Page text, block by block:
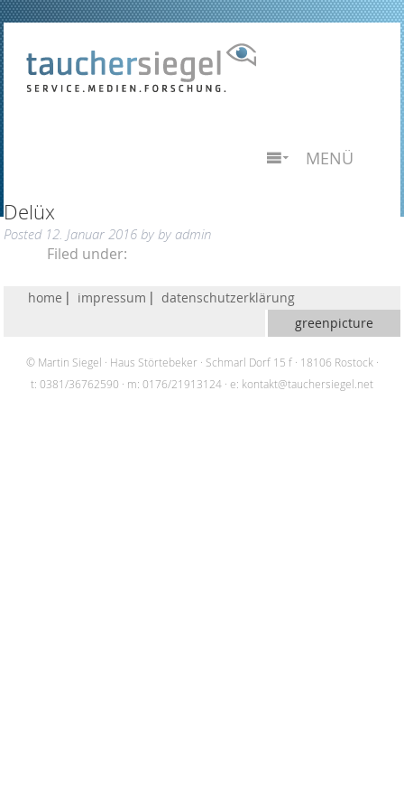
MENÜ
Delüx
Posted 12. Januar 2016 byby admin
Filed under:
home impressum
datenschutzerklärung
greenpicture
© Martin Siegel Haus Störtebeker Schmarl Dorf 15 f
18106 Rostock
t: 0381/36762590
m: 0176/21913124 e: kontakt@tauchersiegel.net